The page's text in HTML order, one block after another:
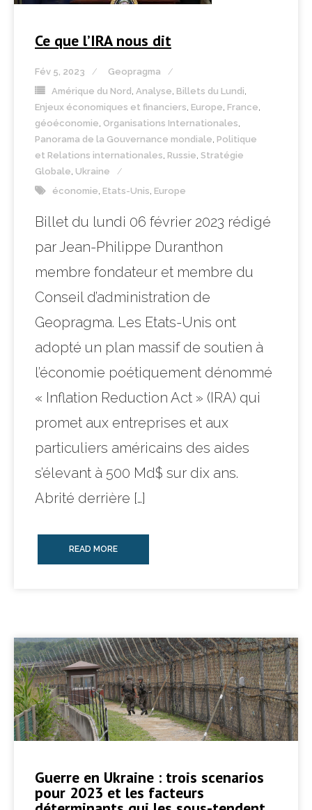
Ce que l’IRA nous dit
Fév 5, 2023
Geopragma
Amérique du Nord Analyse Billets du Lundi
Enjeux économiques et financiers Europe France
géoéconomie Organisations Internationales
Panorama de la Gouvernance mondiale Politique
et Relations internationales Russie Stratégie
Globale Ukraine
économie Etats-Unis Europe
Billet du lundi 06 février 2023 rédigé
par Jean-Philippe Duranthon
membre fondateur et membre du
Conseil d’administration de
Geopragma. Les Etats-Unis ont
adopté un plan massif de soutien à
l’économie poétiquement dénommé
« Inflation Reduction Act » (IRA) qui
promet aux entreprises et aux
particuliers américains des aides
s’élevant à 500 Md$ sur dix ans.
Abrité derrière […]
READ MORE
Guerre en Ukraine : trois scenarios
pour 2023 et les facteurs